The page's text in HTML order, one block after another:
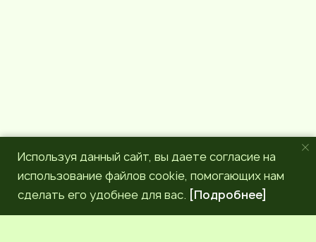
Используя данный сайт, вы даете согласие на
использование файлов cookie, помогающих нам
сделать его удобнее для вас. [Подробнее]